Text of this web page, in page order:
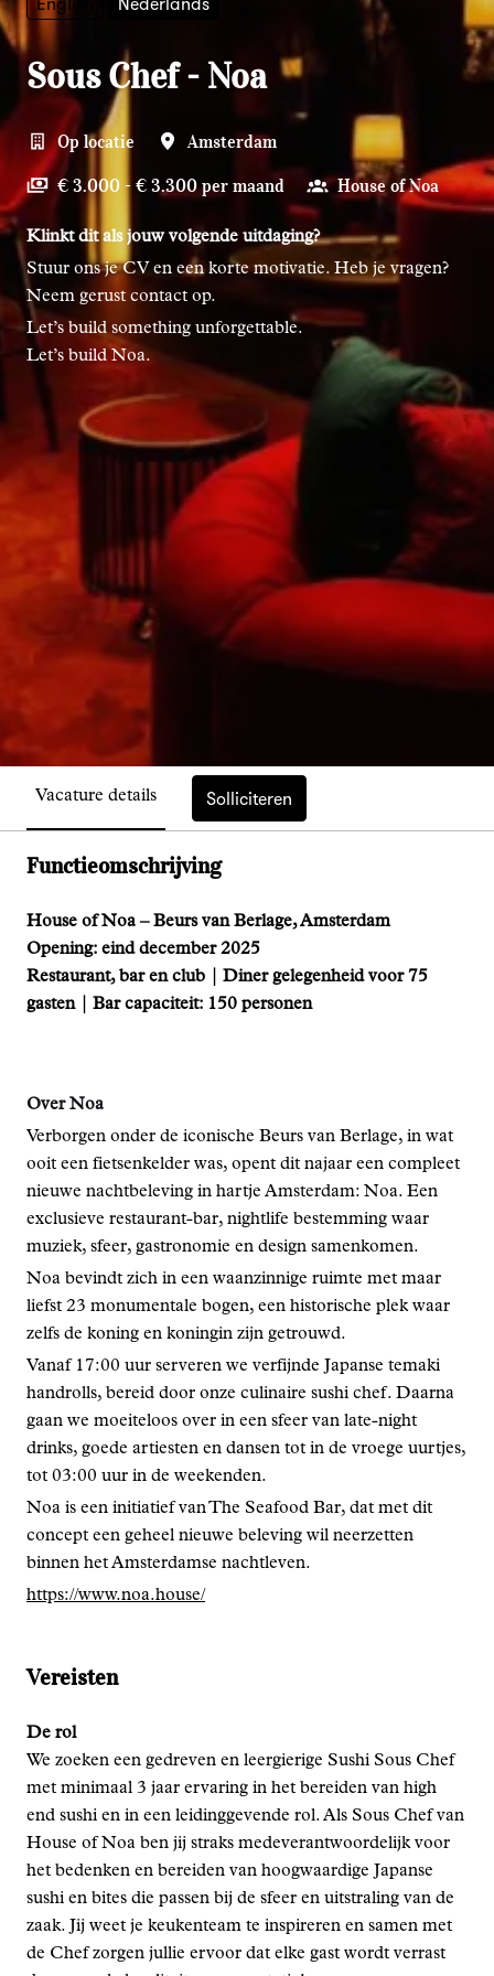
Sous Chef - Noa
Op locatie
Amsterdam
€ 3.000 - € 3.300 per maand
House of Noa
Klinkt dit als jouw volgende uitdaging?
Stuur ons je CV en een korte motivatie. Heb je vragen?
Neem gerust contact op.
Let’s build something unforgettable.
Let’s build Noa.
Vacature details Solliciteren
Functieomschrijving
House of Noa – Beurs van Berlage, Amsterdam
Opening: eind december 2025
Restaurant, bar en club | Diner gelegenheid voor 75
gasten | Bar capaciteit: 150 personen
Over Noa
Verborgen onder de iconische Beurs van Berlage, in wat
ooit een fietsenkelder was, opent dit najaar een compleet
nieuwe nachtbeleving in hartje Amsterdam: Noa. Een
exclusieve restaurant-bar, nightlife bestemming waar
muziek, sfeer, gastronomie en design samenkomen.
Noa bevindt zich in een waanzinnige ruimte met maar
liefst 23 monumentale bogen, een historische plek waar
zelfs de koning en koningin zijn getrouwd.
Vanaf 17:00 uur serveren we verfijnde Japanse temaki
handrolls, bereid door onze culinaire sushi chef. Daarna
gaan we moeiteloos over in een sfeer van late-night
drinks, goede artiesten en dansen tot in de vroege uurtjes,
tot 03:00 uur in de weekenden.
Noa is een initiatief van The Seafood Bar, dat met dit
concept een geheel nieuwe beleving wil neerzetten
binnen het Amsterdamse nachtleven.
https://www.noa.house/
Vereisten
De rol
We zoeken een gedreven en leergierige Sushi Sous Chef
met minimaal 3 jaar ervaring in het bereiden van high
end sushi en in een leidinggevende rol. Als Sous Chef van
House of Noa ben jij straks medeverantwoordelijk voor
het bedenken en bereiden van hoogwaardige Japanse
sushi en bites die passen bij de sfeer en uitstraling van de
zaak. Jij weet je keukenteam te inspireren en samen met
de Chef zorgen jullie ervoor dat elke gast wordt verrast